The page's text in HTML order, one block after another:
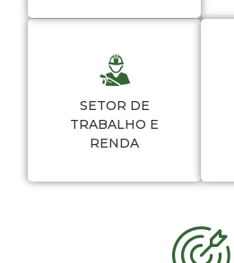
SETOR DE
TRABALHO E
RENDA